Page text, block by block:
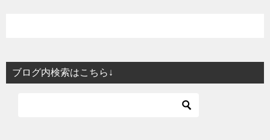
ブログ内検索はこちら↓